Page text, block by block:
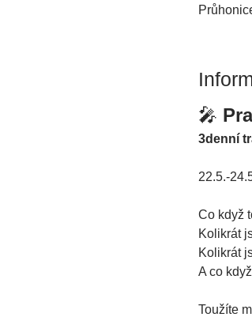
🎤
3denní
22.5.-
Co když
Kolikrát
Kolikrát
A co
Toužíte